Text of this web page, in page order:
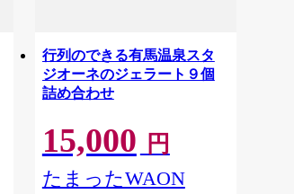
行列のできる有馬温泉スタ
ジオーネのジェラート９個
詰め合わせ
15,000 円
たまったWAON